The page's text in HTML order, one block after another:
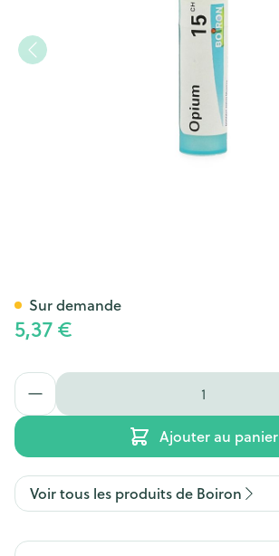
5,37 €
Quantité
Ajouter au panier
Sur demande
Voir tous les produits de Boiron